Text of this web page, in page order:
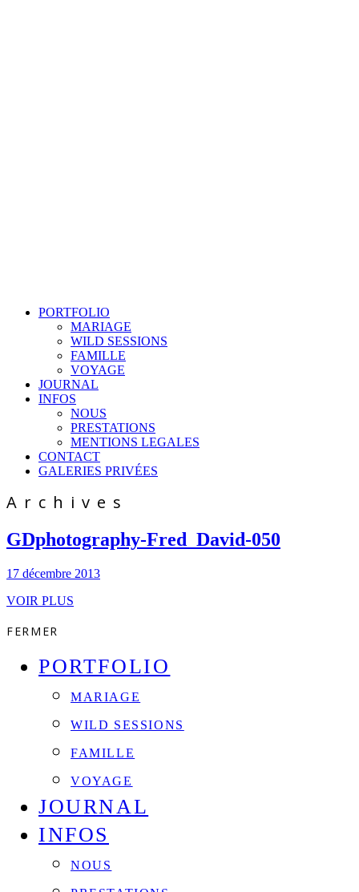
PORTFOLIO
MARIAGE
WILD SESSIONS
FAMILLE
VOYAGE
JOURNAL
INFOS
NOUS
PRESTATIONS
MENTIONS LEGALES
CONTACT
GALERIES PRIVÉES
Archives
GDphotography-Fred_David-050
17 décembre 2013
VOIR PLUS
FERMER
PORTFOLIO
MARIAGE
WILD SESSIONS
FAMILLE
VOYAGE
JOURNAL
INFOS
NOUS